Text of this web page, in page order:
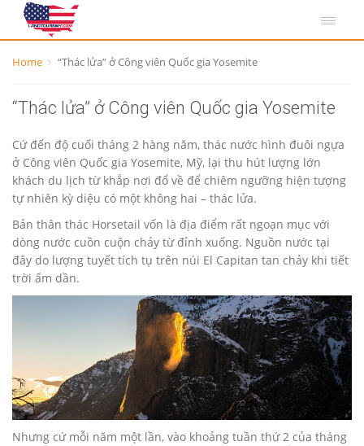
Home “Thác lửa” ở Công viên Quốc gia Yosemite
“Thác lửa” ở Công viên Quốc gia Yosemite
Cứ đến độ cuối tháng 2 hàng năm, thác nước hình đuôi ngựa
ở Công viên Quốc gia Yosemite, Mỹ, lại thu hút lượng lớn
khách du lịch từ khắp nơi đổ về để chiêm ngưỡng hiện tượng
tự nhiên kỳ diệu có một không hai – thác lửa.
Bản thân thác Horsetail vốn là địa điểm rất ngoạn mục với
dòng nước cuồn cuộn chảy từ đỉnh xuống. Nguồn nước tại
đây do lượng tuyết tích tụ trên núi El Capitan tan chảy khi tiết
trời ấm dần.
Nhưng cứ mỗi năm một lần, vào khoảng tuần thứ 2 của tháng